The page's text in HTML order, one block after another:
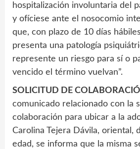
hospitalización involuntaria del
y ofíciese ante el nosocomio
que, con plazo de 10 días
presenta una patología
represente un riesgo para sí o
vencido el término vuelvan”.
SOLICITUD DE
comunicado relacionado con la
colaboración para ubicar a la
Carolina Tejera Dávila, oriental,
edad, se informa que la misma